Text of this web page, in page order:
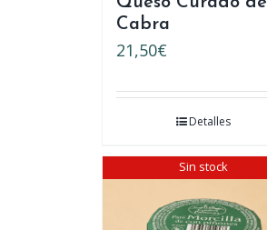
Cabra
21,50€
Detalles
Sin stock